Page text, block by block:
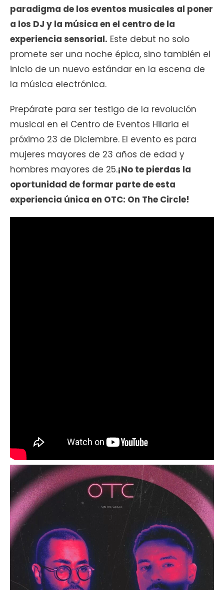
paradigma de los eventos musicales al poner
a los DJ y la música en el centro de la
experiencia sensorial. Este debut no solo
promete ser una noche épica, sino también el
inicio de un nuevo estándar en la escena de
la música electrónica.
Prepárate para ser testigo de la revolución
musical en el Centro de Eventos Hilaria el
próximo 23 de Diciembre. El evento es para
mujeres mayores de 23 años de edad y
hombres mayores de 25.¡No te pierdas la
oportunidad de formar parte de esta
experiencia única en OTC: On The Circle!